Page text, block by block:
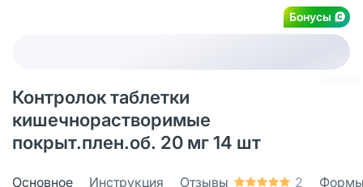
Бонусы
Контролок таблетки
кишечнорастворимые
покрыт.плен.об. 20 мг 14 шт
Основное Инструкция Отзывы 2